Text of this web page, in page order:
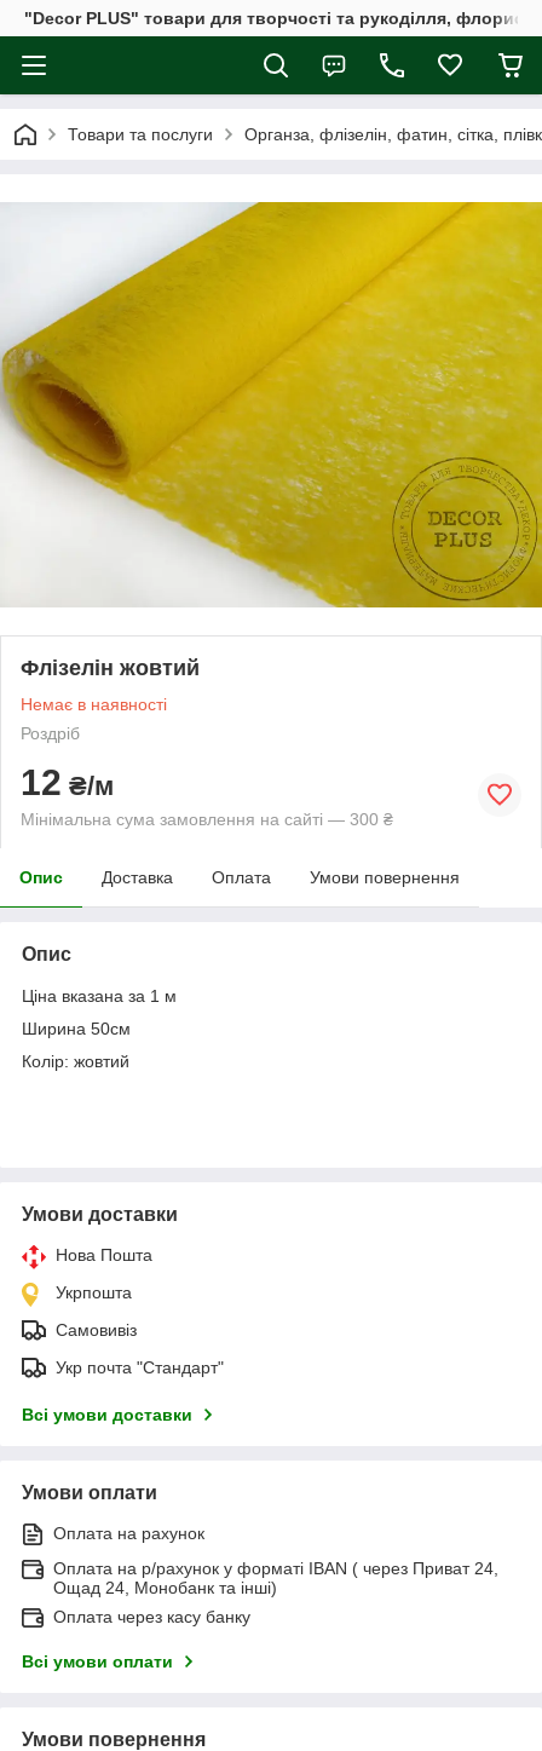
"Decor PLUS" товари для творчості та рукоділля,
Товари та послуги Органза, флізелін, фатин, сітка,
Флізелін жовтий
Немає в наявності
Роздріб
12 ₴/м
Мінімальна сума замовлення на сайті — 300 ₴
Опис Доставка Оплата Умови повернення
Опис
Ціна вказана за 1 м
Ширина 50см
Колір: жовтий
Умови доставки
Нова Пошта
Укрпошта
Самовивіз
Укр почта "Стандарт"
Всі умови доставки
Умови оплати
Оплата на рахунок
Оплата на р/рахунок у форматі IBAN ( через Приват 24,
Ощад 24, Монобанк та інші)
Оплата через касу банку
Всі умови оплати
Умови повернення